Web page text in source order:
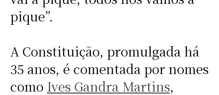
pique”.
A Constituição, promulgada há
35 anos, é comentada por nomes
como Ives Gandra Martins,